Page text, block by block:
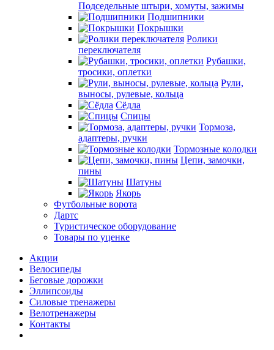
Подседельные штыри, хомуты, зажимы
Подшипники
Покрышки
Ролики
переключателя
Рубашки,
тросики, оплетки
Рули,
выносы, рулевые, кольца
Сёдла
Спицы
Тормоза,
адаптеры, ручки
Тормозные колодки
Цепи, замочки,
пины
Шатуны
Якорь
Футбольные ворота
Дартс
Туристическое оборудование
Товары по уценке
Акции
Велосипеды
Беговые дорожки
Эллипсоиды
Силовые тренажеры
Велотренажеры
Контакты